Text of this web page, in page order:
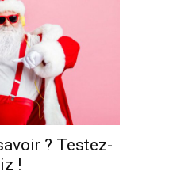
? Testez-
!